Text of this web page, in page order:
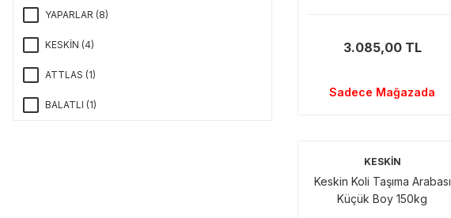
YAPARLAR (8)
KESKİN (4)
ATTLAS (1)
BALATLI (1)
3.085,00 TL
Sadece Mağazada
KESKİN
Keskin Koli Taşıma Arabası
Küçük Boy 150kg